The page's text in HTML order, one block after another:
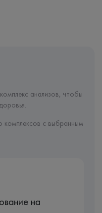
анализов, чтобы
комплексов с выбранным
на